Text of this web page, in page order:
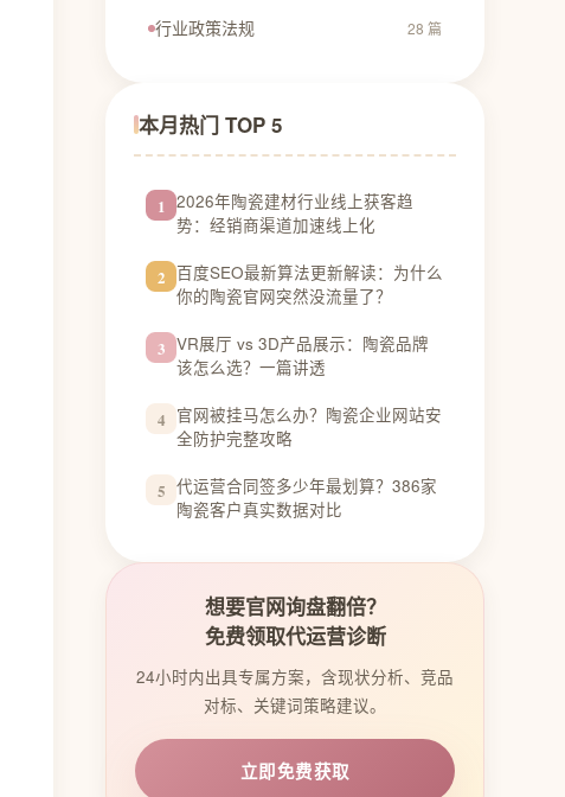
行业政策法规 28 篇
本月热门 TOP 5
1 2026年陶瓷建材行业线上获客趋
势：经销商渠道加速线上化
2 百度SEO最新算法更新解读：为什么
你的陶瓷官网突然没流量了？
3 VR展厅 vs 3D产品展示：陶瓷品牌
该怎么选？一篇讲透
4 官网被挂马怎么办？陶瓷企业网站安
全防护完整攻略
5 代运营合同签多少年最划算？386家
陶瓷客户真实数据对比
想要官网询盘翻倍？
免费领取代运营诊断
24小时内出具专属方案，含现状分析、竞品
对标、关键词策略建议。
立即免费获取